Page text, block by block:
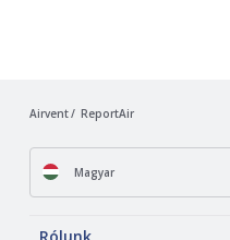
Airvent ReportAir
Magyar